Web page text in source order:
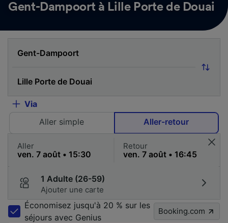
Gent-Dampoort à Lille Porte de Douai
Via
Aller simple
Aller-retour
Aller Retour
1 Adulte (26-59)
Ajouter une carte
Économisez jusqu'à 20 % sur les
séjours avec Genius
Booking.com